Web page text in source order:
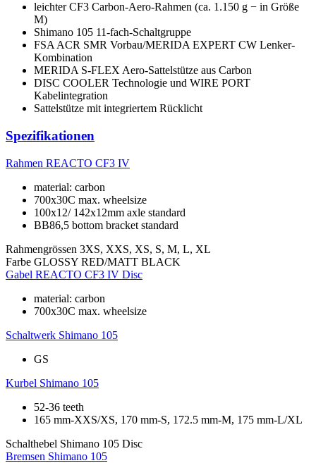
leichter CF3 Carbon-Aero-Rahmen (ca. 1.150 g − in Größe
M)
Shimano 105 11-fach-Schaltgruppe
FSA ACR SMR Vorbau/MERIDA EXPERT CW Lenker-
Kombination
MERIDA S-FLEX Aero-Sattelstütze aus Carbon
DISC COOLER Technologie und WIRE PORT
Kabelintegration
Sattelstütze mit integriertem Rücklicht
Spezifikationen
Rahmen REACTO CF3 IV
material: carbon
700x30C max. wheelsize
100x12/ 142x12mm axle standard
BB86,5 bottom bracket standard
Rahmengrössen 3XS, XXS, XS, S, M, L, XL
Farbe GLOSSY RED/MATT BLACK
Gabel REACTO CF3 IV Disc
material: carbon
700x30C max. wheelsize
Schaltwerk Shimano 105
GS
Kurbel Shimano 105
52-36 teeth
165 mm-XXS/XS, 170 mm-S, 172.5 mm-M, 175 mm-L/XL
Schalthebel Shimano 105 Disc
Bremsen Shimano 105